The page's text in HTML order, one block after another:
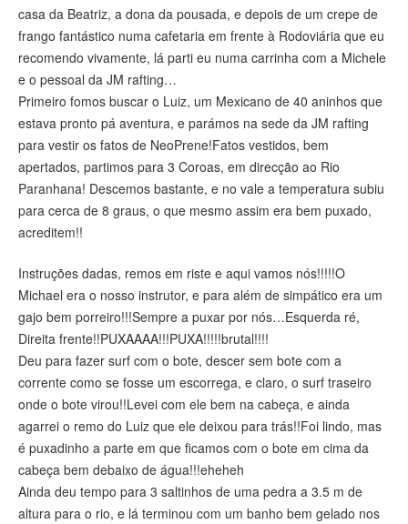
casa da Beatriz, a dona da pousada, e depois de um crepe de
frango fantástico numa cafetaria em frente à Rodoviária que eu
recomendo vivamente, lá parti eu numa carrinha com a Michele
e o pessoal da JM rafting…
Primeiro fomos buscar o Luiz, um Mexicano de 40 aninhos que
estava pronto pá aventura, e parámos na sede da JM rafting
para vestir os fatos de NeoPrene!Fatos vestidos, bem
apertados, partimos para 3 Coroas, em direcção ao Rio
Paranhana! Descemos bastante, e no vale a temperatura subiu
para cerca de 8 graus, o que mesmo assim era bem puxado,
acreditem!!
Instruções dadas, remos em riste e aqui vamos nós!!!!!O
Michael era o nosso instrutor, e para além de simpático era um
gajo bem porreiro!!!Sempre a puxar por nós…Esquerda ré,
Direita frente!!PUXAAAA!!!PUXA!!!!!brutal!!!!
Deu para fazer surf com o bote, descer sem bote com a
corrente como se fosse um escorrega, e claro, o surf traseiro
onde o bote virou!!Levei com ele bem na cabeça, e ainda
agarrei o remo do Luiz que ele deixou para trás!!Foi lindo, mas
é puxadinho a parte em que ficamos com o bote em cima da
cabeça bem debaixo de água!!!eheheh
Ainda deu tempo para 3 saltinhos de uma pedra a 3.5 m de
altura para o rio, e lá terminou com um banho bem gelado nos